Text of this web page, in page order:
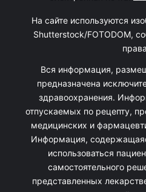
На сайте используются
Shutterstock/FOTODOM,
Вся информация,
предназначена
здравоохранения.
отпускаемых по рецепту,
медицинских и
Информация,
использоваться
самостоятельного
представленных